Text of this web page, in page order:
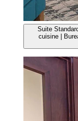
Suite
cuisine |